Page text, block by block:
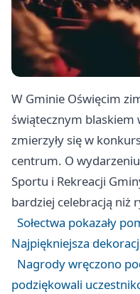
W Gminie Oświęcim
świątecznym blaskiem
zmierzyły się w
centrum. O
Sportu i Rekreacji
bardziej celebracją niż
Sołectwa pokazały
Najpiękniejsza
Nagrody wręczono
podziękowali